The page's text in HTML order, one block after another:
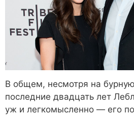
В общем, несмотря на
последние двадцать лет
уж и легкомысленно — его